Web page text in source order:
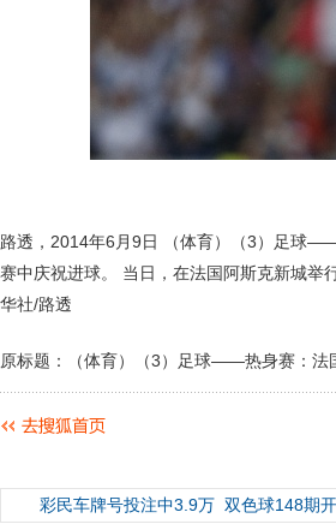
路透，2014年6月9日 （体育）（3）足球
赛中庆祝进球。 当日，在法国阿斯克新城举
华社/路透
原标题：（体育）（3）足球——热身赛：法
彩民车牌号投注中3.9万 双色球148期